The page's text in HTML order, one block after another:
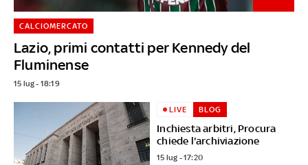
Lazio, primi contatti per Kennedy del
Fluminense
CALCIOMERCATO
15 lug - 18:19
Inchiesta arbitri, Procura
chiede l'archiviazione
LIVE BLOG
15 lug - 17:20